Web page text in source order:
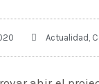
Actualidad